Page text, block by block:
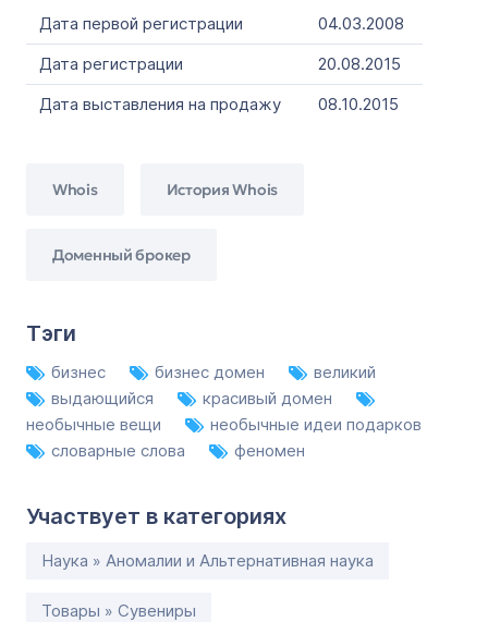
Дата первой регистрации
04.03.2008
Дата регистрации
20.08.2015
Дата выставления на продажу
08.10.2015
Whois История Whois
Доменный брокер
Тэги
бизнес бизнес домен
великий
выдающийся
красивый домен
необычные вещи
необычные идеи подарков
словарные слова
феномен
Участвует в категориях
Наука » Аномалии и Альтернативная наука
Товары » Сувениры